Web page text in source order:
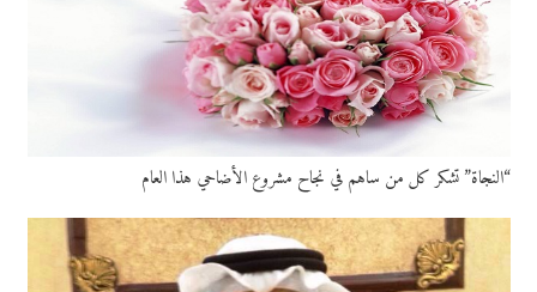
“النجاة” تشكر كل من ساهم في نجاح مشروع الأضاحي هذا العام